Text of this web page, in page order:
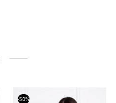
-50%